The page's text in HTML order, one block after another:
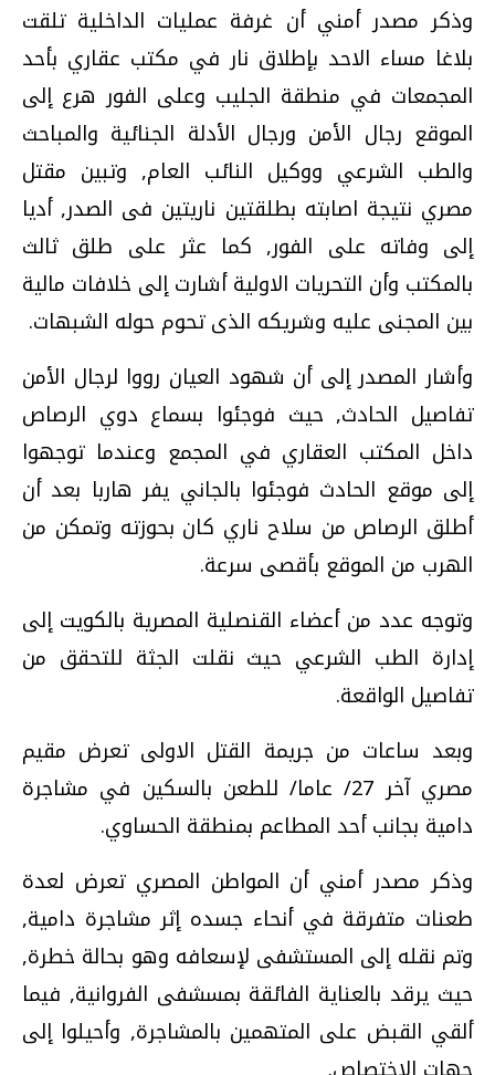
وذكر مصدر أمني أن غرفة عمليات الداخلية تلقت
بلاغا مساء الاحد بإطلاق نار في مكتب عقاري بأحد
المجمعات في منطقة الجليب وعلى الفور هرع إلى
الموقع رجال الأمن ورجال الأدلة الجنائية والمباحث
والطب الشرعي ووكيل النائب العام, وتبين مقتل
مصري نتيجة اصابته بطلقتين ناريتين فى الصدر, أديا
إلى وفاته على الفور, كما عثر على طلق ثالث
بالمكتب وأن التحريات الاولية أشارت إلى خلافات مالية
بين المجنى عليه وشريكه الذى تحوم حوله الشبهات.
وأشار المصدر إلى أن شهود العيان رووا لرجال الأمن
تفاصيل الحادث, حيث فوجئوا بسماع دوي الرصاص
داخل المكتب العقاري في المجمع وعندما توجهوا
إلى موقع الحادث فوجئوا بالجاني يفر هاربا بعد أن
أطلق الرصاص من سلاح ناري كان بحوزته وتمكن من
الهرب من الموقع بأقصى سرعة.
وتوجه عدد من أعضاء القنصلية المصرية بالكويت إلى
إدارة الطب الشرعي حيث نقلت الجثة للتحقق من
تفاصيل الواقعة.
وبعد ساعات من جريمة القتل الاولى تعرض مقيم
مصري آخر 27/ عاما/ للطعن بالسكين في مشاجرة
دامية بجانب أحد المطاعم بمنطقة الحساوي.
وذكر مصدر أمني أن المواطن المصري تعرض لعدة
طعنات متفرقة في أنحاء جسده إثر مشاجرة دامية,
وتم نقله إلى المستشفى لإسعافه وهو بحالة خطرة,
حيث يرقد بالعناية الفائقة بمسشفى الفروانية, فيما
ألقي القبض على المتهمين بالمشاجرة, وأحيلوا إلى